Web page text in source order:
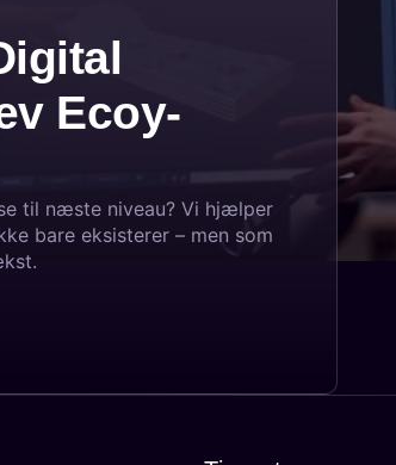
Ecoy-
til næste niveau? Vi hjælper
bare eksisterer – men som